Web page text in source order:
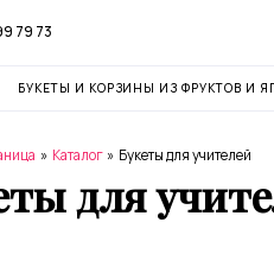
79 73
БУКЕТЫ И КОРЗИНЫ ИЗ ФРУКТОВ И
» Каталог » Букеты для учителей
для